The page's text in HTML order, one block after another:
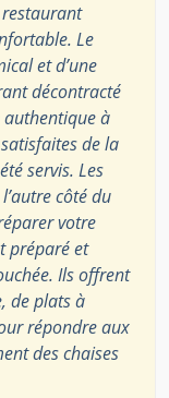
restaurant
Le
et d’une
décontracté
authentique à
de la
servis. Les
côté du
votre
préparé et
Ils offrent
de plats à
répondre aux
des chaises